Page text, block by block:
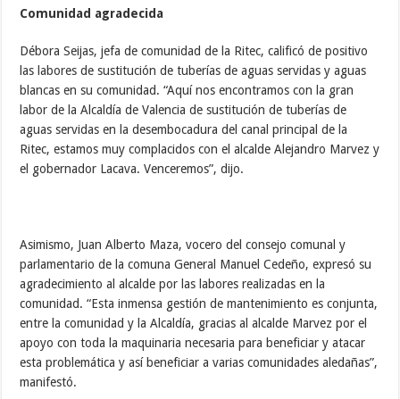
Comunidad agradecida
Débora Seijas, jefa de comunidad de la Ritec, calificó de positivo
las labores de sustitución de tuberías de aguas servidas y aguas
blancas en su comunidad. “Aquí nos encontramos con la gran
labor de la Alcaldía de Valencia de sustitución de tuberías de
aguas servidas en la desembocadura del canal principal de la
Ritec, estamos muy complacidos con el alcalde Alejandro Marvez y
el gobernador Lacava. Venceremos”, dijo.
Asimismo, Juan Alberto Maza, vocero del consejo comunal y
parlamentario de la comuna General Manuel Cedeño, expresó su
agradecimiento al alcalde por las labores realizadas en la
comunidad. “Esta inmensa gestión de mantenimiento es conjunta,
entre la comunidad y la Alcaldía, gracias al alcalde Marvez por el
apoyo con toda la maquinaria necesaria para beneficiar y atacar
esta problemática y así beneficiar a varias comunidades aledañas”,
manifestó.